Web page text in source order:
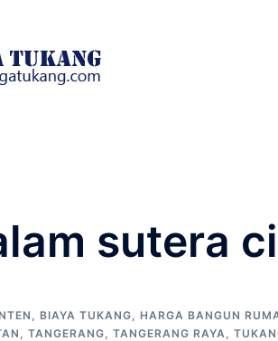
sutera
, BIAYA TUKANG, HARGA BANGUN
, TANGERANG, TANGERANG RAYA,